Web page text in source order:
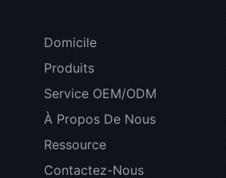
Domicile
Produits
Service OEM/ODM
À Propos De Nous
Ressource
Contactez-Nous